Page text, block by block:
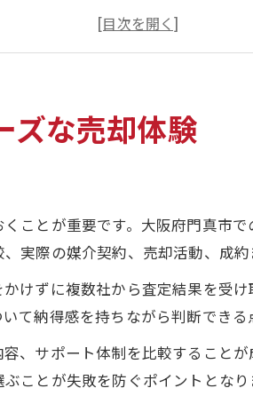
スムーズな売却査定依頼のポイント
複数会社での売却査定を効率良く
査定を通じた門真市物件価値の見極
売却査定が示す物件価値の根拠と見
売却査定が反映する市場動向の読
物件特徴を活かす売却査定の比較方
売却を目指すなら知っておきたい査
売却査定を高値売却に結びつける事
高評価を引き出す売却査定のポイ
売却査定後の交渉で差がつく工夫と
ズな売却体験
ことが重要です。大阪府門真市
実際の媒介契約、売却活動、成約
けずに複数社から査定結果を受
て納得感を持ちながら判断できる
、サポート体制を比較すること
ことが失敗を防ぐポイントとなり